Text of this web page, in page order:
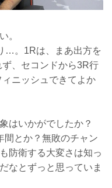
。
…。1Rは、まあ出方を
、セコンドから3R行
ニッシュできてよか
はいかがでしたか？
とか？無敗のチャン
防衛する大変さは知っ
なとずっと思っていま